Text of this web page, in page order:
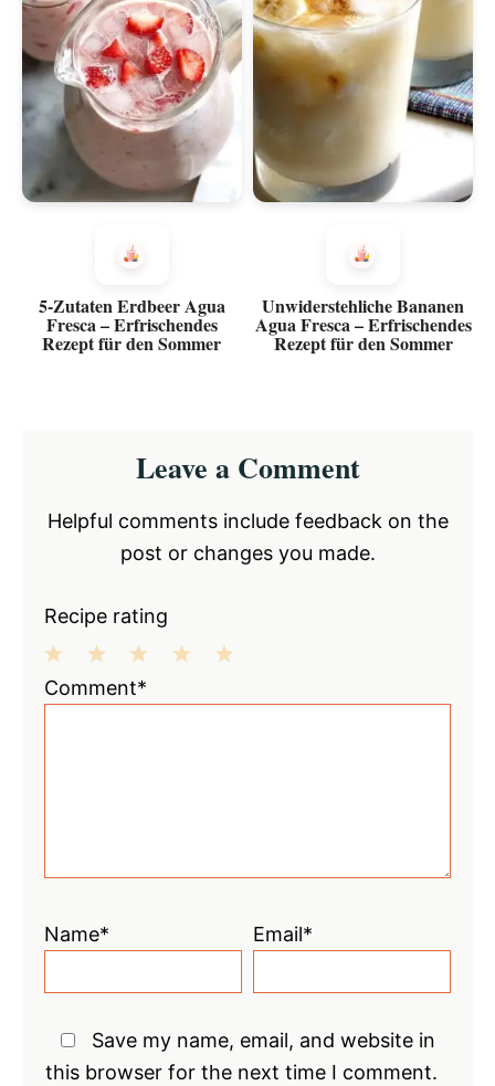
5-Zutaten Erdbeer Agua
Fresca – Erfrischendes
Rezept für den Sommer
Unwiderstehliche Bananen
Agua Fresca – Erfrischendes
Rezept für den Sommer
InteractionsLeave a Comment
Helpful comments include feedback on the
post or changes you made.
Recipe rating
3
2
1
Comment*
Name* Email*
Save my name, email, and website in
this browser for the next time I comment.